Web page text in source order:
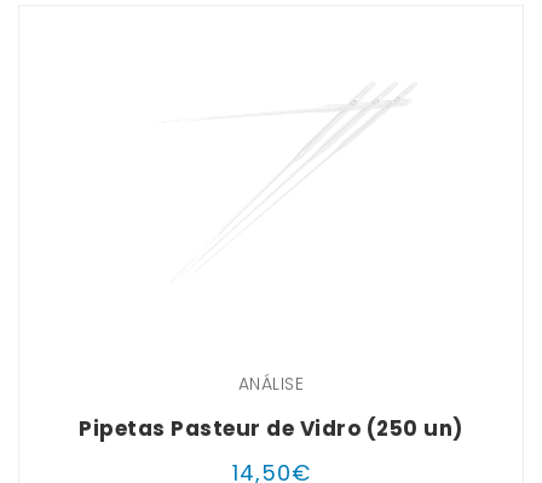
ANÁLISE
Pipetas Pasteur de Vidro (250 un)
14,50€